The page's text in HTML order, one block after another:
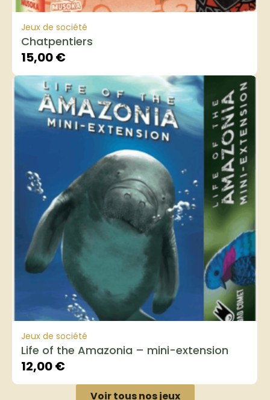
Jeux de société
Chatpentiers
15,00€
Jeux de société
Life of the Amazonia – mini-extension
12,00€
Voir tous nos jeux